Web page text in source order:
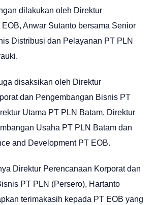
dilakukan oleh Direktur
Anwar Sutanto bersama Senior
Distribusi dan Pelayanan PT PLN
disaksikan oleh Direktur
dan Pengembangan Bisnis PT
Utama PT PLN Batam, Direktur
Usaha PT PLN Batam dan
and Development PT EOB.
Direktur Perencanaan Korporat dan
PT PLN (Persero), Hartanto
terimakasih kepada PT EOB yang